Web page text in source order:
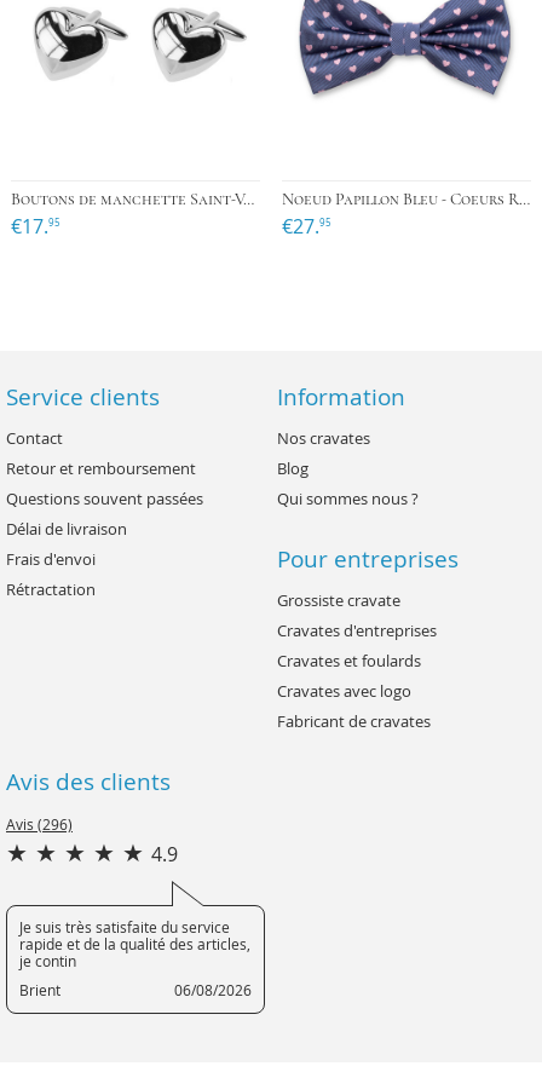
Boutons de manchette Saint-Valentin
€17.95
Noeud Papillon Bleu - Coeurs Roses
€27.95
Service clients
Contact
Retour et remboursement
Questions souvent passées
Délai de livraison
Frais d'envoi
Rétractation
Information
Nos cravates
Blog
Qui sommes nous ?
Pour entreprises
Grossiste cravate
Cravates d'entreprises
Cravates et foulards
Cravates avec logo
Fabricant de cravates
Avis des clients
Avis (296)
4.9
Je suis très satisfaite du service
rapide et de la qualité des articles,
je contin
Brient
06/08/2026